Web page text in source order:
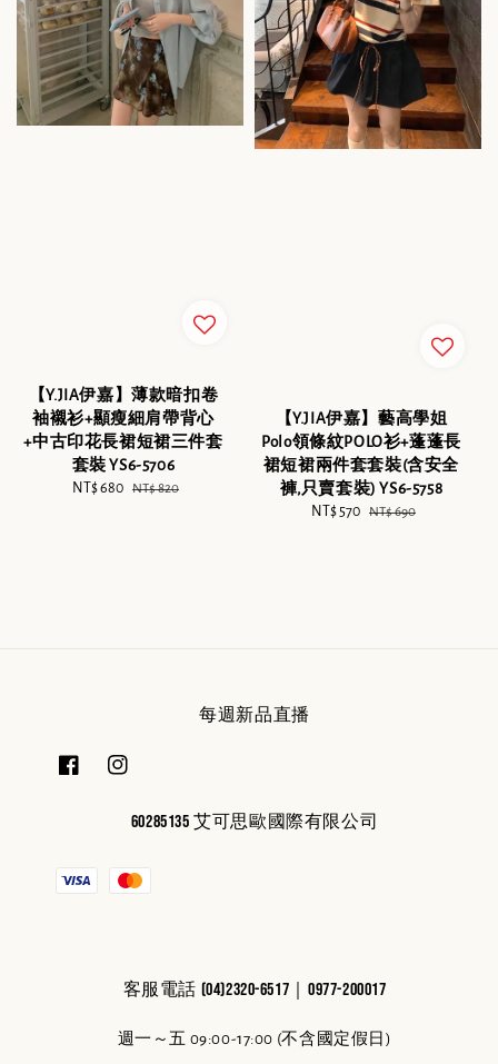
【Y.JIA伊嘉】薄款暗扣卷
袖襯衫+顯瘦細肩帶背心
+中古印花長裙短裙三件套
套裝 YS6-5706
Sale
NT$ 680 Regular
NT$ 820
【Y.JIA伊嘉】藝高學姐
Polo領條紋POLO衫+蓬蓬長
裙短裙兩件套套裝(含安全
褲,只賣套裝) YS6-5758
Sale
NT$ 570 Regular
NT$ 690
每週新品直播
60285135 艾可思歐國際有限公司
客服電話 (04)2320-6517｜0977-200017
週一～五 09:00-17:00 (不含國定假日)